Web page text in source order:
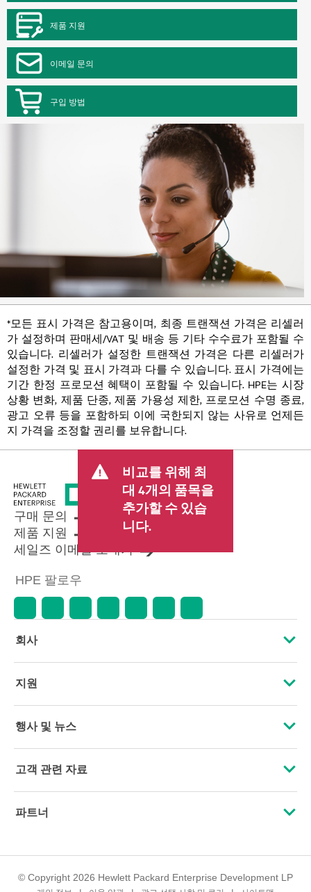
제품 지원
이메일 문의
구입 방법
*모든 표시 가격은 참고용이며, 최종 트랜잭션 가격은 리셀러
가 설정하며 판매세/VAT 및 배송 등 기타 수수료가 포함될 수
있습니다. 리셀러가 설정한 트랜잭션 가격은 다른 리셀러가
설정한 가격 및 표시 가격과 다를 수 있습니다. 표시 가격에는
기간 한정 프로모션 혜택이 포함될 수 있습니다. HPE는 시장
상황 변화, 제품 단종, 제품 가용성 제한, 프로모션 수명 종료,
광고 오류 등을 포함하되 이에 국한되지 않는 사유로 언제든
지 가격을 조정할 권리를 보유합니다.
비교를 위해 최
대 4개의 품목을
추가할 수 있습
니다.
구매 문의
제품 지원
세일즈 이메일 보내기
HPE 팔로우
회사
HPE 소개
기업의 책임
HPE Labs
투자 정보
지원
운영 지원 서비스
소프트웨어 및 드라이버
보증 확인
행사 및 뉴스
행사
고객 관련 자료
문의하기
이메일 등록
파트너
파트너 찾기
© Copyright 2026 Hewlett Packard Enterprise Development LP